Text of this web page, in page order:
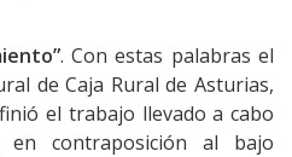
. Con estas palabras el
de Caja Rural de Asturias,
el trabajo llevado a cabo
en contraposición al bajo